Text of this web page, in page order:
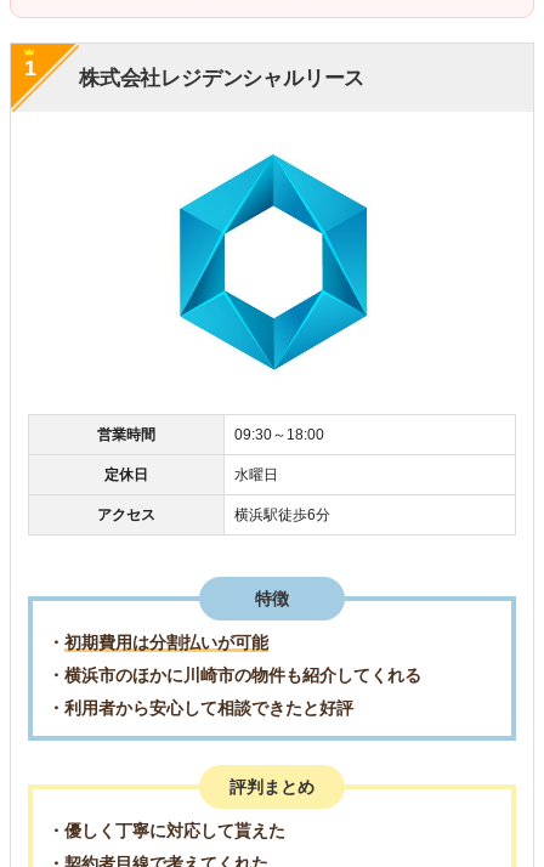
株式会社レジデンシャルリース
1
営業時間 09:30～18:00
定休日 水曜日
アクセス 横浜駅徒歩6分
特徴
・ 初期費用は分割払いが可能
・横浜市のほかに川崎市の物件も紹介してくれる
・利用者から安心して相談できたと好評
評判まとめ
・優しく丁寧に対応して貰えた